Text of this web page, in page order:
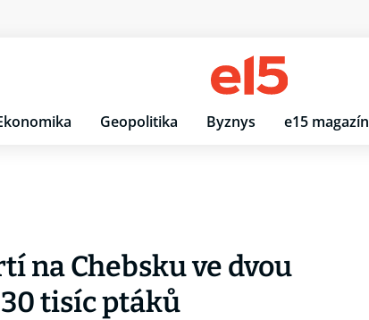
Geopolitika Byznys e15 magazín
na Chebsku ve dvou
tisíc ptáků